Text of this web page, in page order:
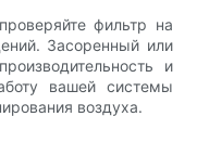
фильтр на
Засоренный или
и
вашей системы
воздуха.